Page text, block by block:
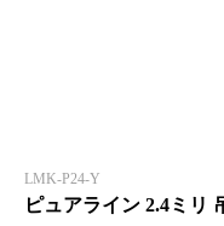
LMK-P24-Y
ピュアライン 2.4ミリ